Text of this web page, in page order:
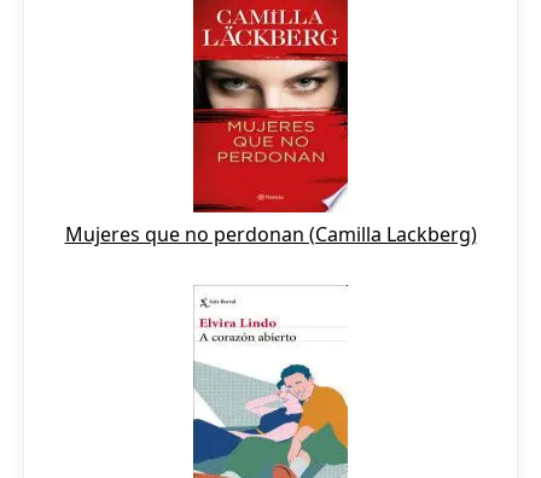
Mujeres que no perdonan (Camilla Lackberg)